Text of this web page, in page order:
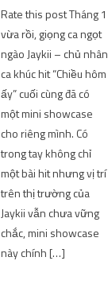
Rate this post Tháng 1
vừa rồi, giọng ca ngọt
ngào Jaykii – chủ nhân
ca khúc hit “Chiều hôm
ấy” cuối cùng đã có
một mini showcase
cho riêng mình. Có
trong tay không chỉ
một bài hit nhưng vị trí
trên thị trường của
Jaykii vẫn chưa vững
chắc, mini showcase
này chính […]